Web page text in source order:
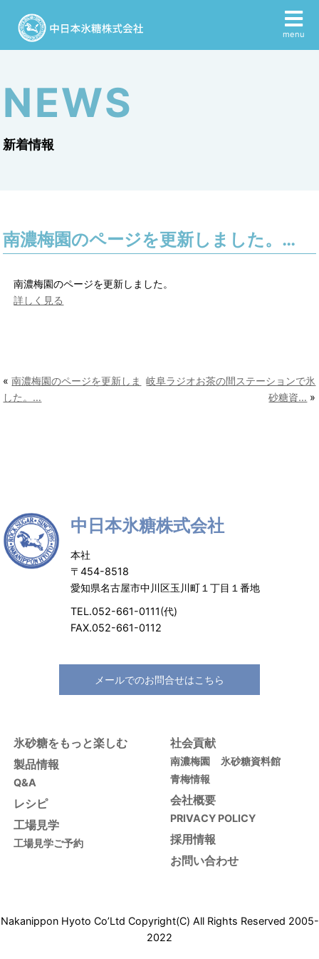
menu
NEWS
新着情報
南濃梅園のページを更新しました。…
南濃梅園のページを更新しました。
詳しく見る
«南濃梅園のページを更新しま
した。…
岐阜ラジオお茶の間ステーションで氷
砂糖資… »
中日本氷糖株式会社
本社
〒454-8518
愛知県名古屋市中川区玉川町１丁目１番地
TEL.052-661-0111(代)
FAX.052-661-0112
メールでのお問合せはこちら
氷砂糖をもっと楽しむ
製品情報
Q&A
レシピ
工場見学
工場見学ご予約
社会貢献
南濃梅園
氷砂糖資料館
青梅情報
会社概要
PRIVACY POLICY
採用情報
お問い合わせ
Nakanippon Hyoto Co’Ltd Copyright(C) All Rights Reserved 2005-
2022